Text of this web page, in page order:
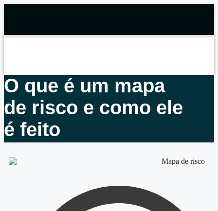
O que é um mapa
de risco e como ele
é feito